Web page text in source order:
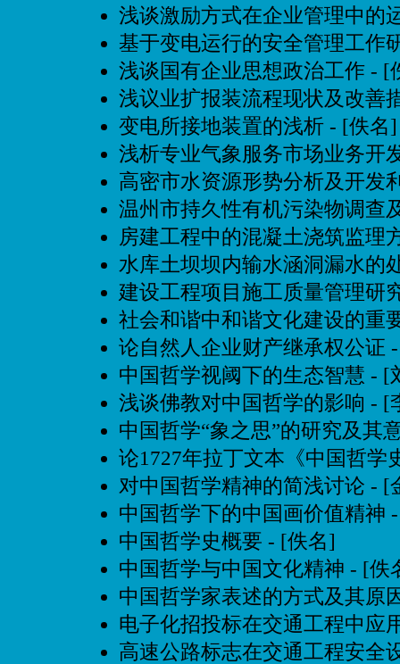
浅谈激励方式在企业管理中的
基于变电运行的安全管理工作
浅谈国有企业思想政治工作 - [
浅议业扩报装流程现状及改善
变电所接地装置的浅析 - [佚名]
浅析专业气象服务市场业务开
高密市水资源形势分析及开发
温州市持久性有机污染物调查
房建工程中的混凝土浇筑监理
水库土坝坝内输水涵洞漏水的
建设工程项目施工质量管理研
社会和谐中和谐文化建设的重
论自然人企业财产继承权公证
中国哲学视阈下的生态智慧 - [
浅谈佛教对中国哲学的影响 - [
中国哲学“象之思”的研究及其
论1727年拉丁文本《中国哲学
对中国哲学精神的简浅讨论 - [
中国哲学下的中国画价值精神
中国哲学史概要 - [佚名]
中国哲学与中国文化精神 - [佚
中国哲学家表述的方式及其原
电子化招投标在交通工程中应
高速公路标志在交通工程安全